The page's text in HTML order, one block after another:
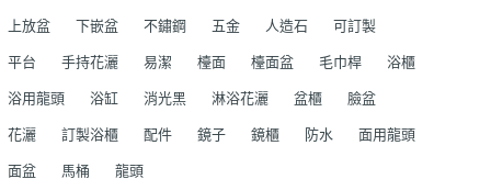
上放盆 下嵌盆 不鏽鋼 五金 人造石 可訂製
平台 手持花灑 易潔 檯面 檯面盆 毛巾桿 浴櫃
浴用龍頭 浴缸 消光黑 淋浴花灑 盆櫃 臉盆
花灑 訂製浴櫃 配件 鏡子 鏡櫃 防水 面用龍頭
面盆 馬桶 龍頭